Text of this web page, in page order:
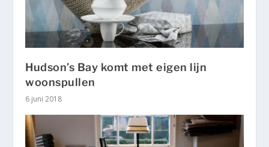
Hudson’s Bay komt met eigen lijn
woonspullen
6 juni 2018